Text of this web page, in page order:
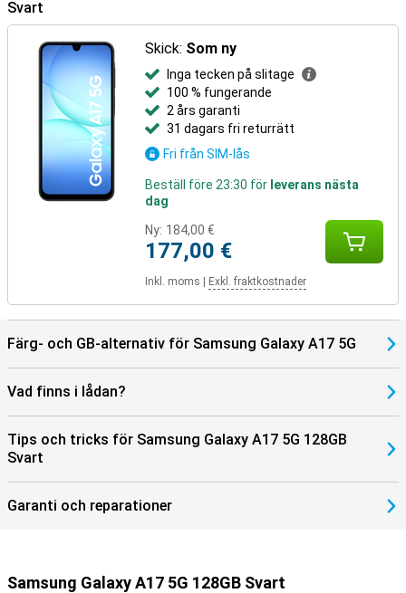
Svart
Skick: Som ny
Inga tecken på slitage
100 % fungerande
2 års garanti
31 dagars fri returrätt
Fri från SIM-lås
Beställ före 23:30 för leverans nästa
dag
Ny: 184,00 €
177,00 €
Inkl. moms Exkl. fraktkostnader
Färg- och GB-alternativ för Samsung Galaxy A17 5G
Vad finns i lådan?
Tips och tricks för Samsung Galaxy A17 5G 128GB
Svart
Garanti och reparationer
Samsung Galaxy A17 5G 128GB Svart